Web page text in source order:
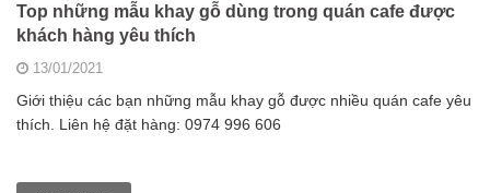
Top những mẫu khay gỗ dùng trong quán cafe được
khách hàng yêu thích
13/01/2021
Giới thiệu các bạn những mẫu khay gỗ được nhiều quán cafe yêu
thích. Liên hệ đặt hàng: 0974 996 606